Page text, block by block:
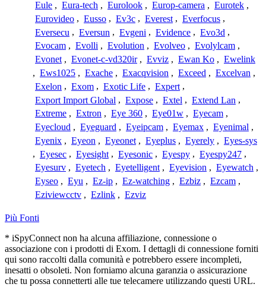
Eule , Eura-tech , Eurolook , Europ-camera , Eurotek ,
Eurovideo , Eusso , Ev3c , Everest , Everfocus ,
Eversecu , Eversun , Evgeni , Evidence , Evo3d ,
Evocam , Evolli , Evolution , Evolveo , Evolylcam ,
Evonet , Evonet-c-vd320ir , Evviz , Ewan Ko , Ewelink
, Ews1025 , Exache , Exacqvision , Exceed , Excelvan ,
Exelon , Exom , Exotic Life , Expert ,
Export Import Global , Expose , Extel , Extend Lan ,
Extreme , Extron , Eye 360 , Eye01w , Eyecam ,
Eyecloud , Eyeguard , Eyeipcam , Eyemax , Eyenimal ,
Eyenix , Eyeon , Eyeonet , Eyeplus , Eyerely , Eyes-sys
, Eyesec , Eyesight , Eyesonic , Eyespy , Eyespy247 ,
Eyesurv , Eyetech , Eyetelligent , Eyevision , Eyewatch ,
Eyseo , Eyu , Ez-ip , Ez-watching , Ezbiz , Ezcam ,
Eziviewcctv , Ezlink , Ezviz
Più Fonti
* iSpyConnect non ha alcuna affiliazione, connessione o
associazione con i prodotti di Exom. I dettagli di connessione forniti
qui sono raccolti dalla comunità e potrebbero essere incompleti,
inesatti o obsoleti. Non forniamo alcuna garanzia o assicurazione
che tu possa connetterti alle tue telecamere utilizzando questi URL.